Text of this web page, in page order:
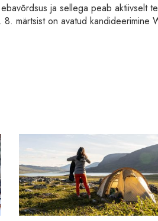
ja sellega peab aktiivselt
märtsist on avatud